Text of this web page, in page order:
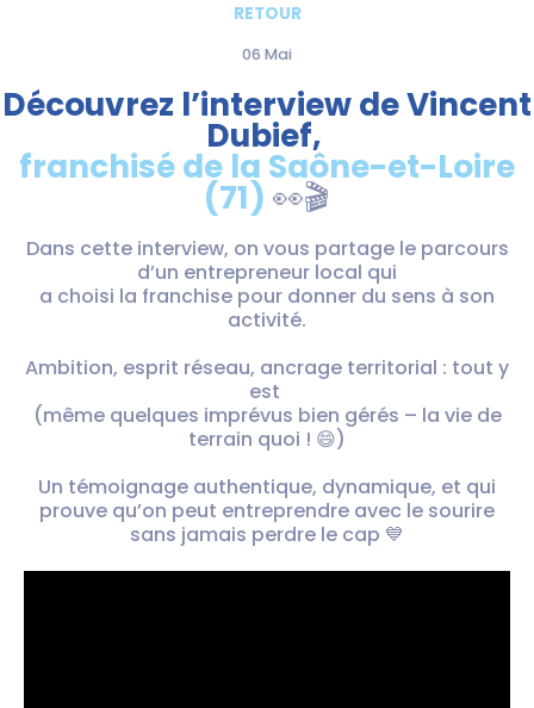
RETOUR
06 Mai
Découvrez l’interview de Vincent
Dubief,
franchisé de la Saône-et-Loire
(71) 👀🎬
Dans cette interview, on vous partage le parcours
d’un entrepreneur local qui
a choisi la franchise pour donner du sens à son
activité.
Ambition, esprit réseau, ancrage territorial : tout y
est
(même quelques imprévus bien gérés – la vie de
terrain quoi ! 😄)
Un témoignage authentique, dynamique, et qui
prouve qu’on peut entreprendre avec le sourire
sans jamais perdre le cap 💙